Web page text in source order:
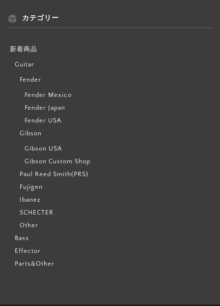
カテゴリー
新着商品
Guitar
Fender
Fender Mexico
Fender Japan
Fender USA
Gibson
Gibson USA
Gibson Custom Shop
Paul Reed Smith(PRS)
Fujigen
Ibanez
SCHECTER
Other
Bass
Effector
Parts&Other